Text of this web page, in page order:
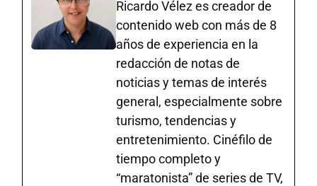
Ricardo Vélez es creador de
contenido web con más de 8
años de experiencia en la
redacción de notas de
noticias y temas de interés
general, especialmente sobre
turismo, tendencias y
entretenimiento. Cinéfilo de
tiempo completo y
“maratonista” de series de TV,